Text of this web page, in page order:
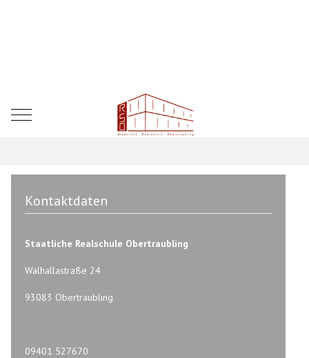
Mobile Menu Toggle
Kontaktdaten
Staatliche Realschule Obertraubling
Walhallastraße 24
93083 Obertraubling
09401 527670